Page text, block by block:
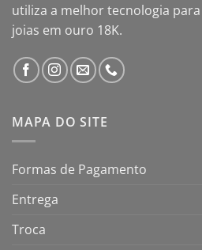
utiliza a melhor tecnologia
joias em ouro 18K.
MAPA DO SITE
Formas de Pagamento
Entrega
Troca